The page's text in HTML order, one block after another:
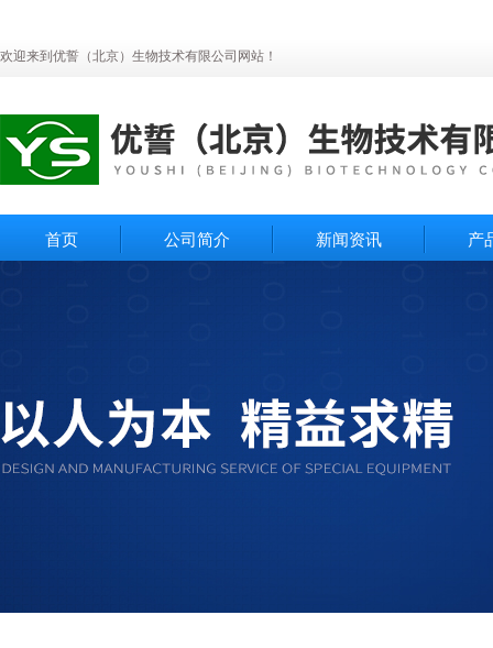
欢迎来到优誓（北京）生物技术有限公司网站！
首页 公司简介 新闻资讯 产